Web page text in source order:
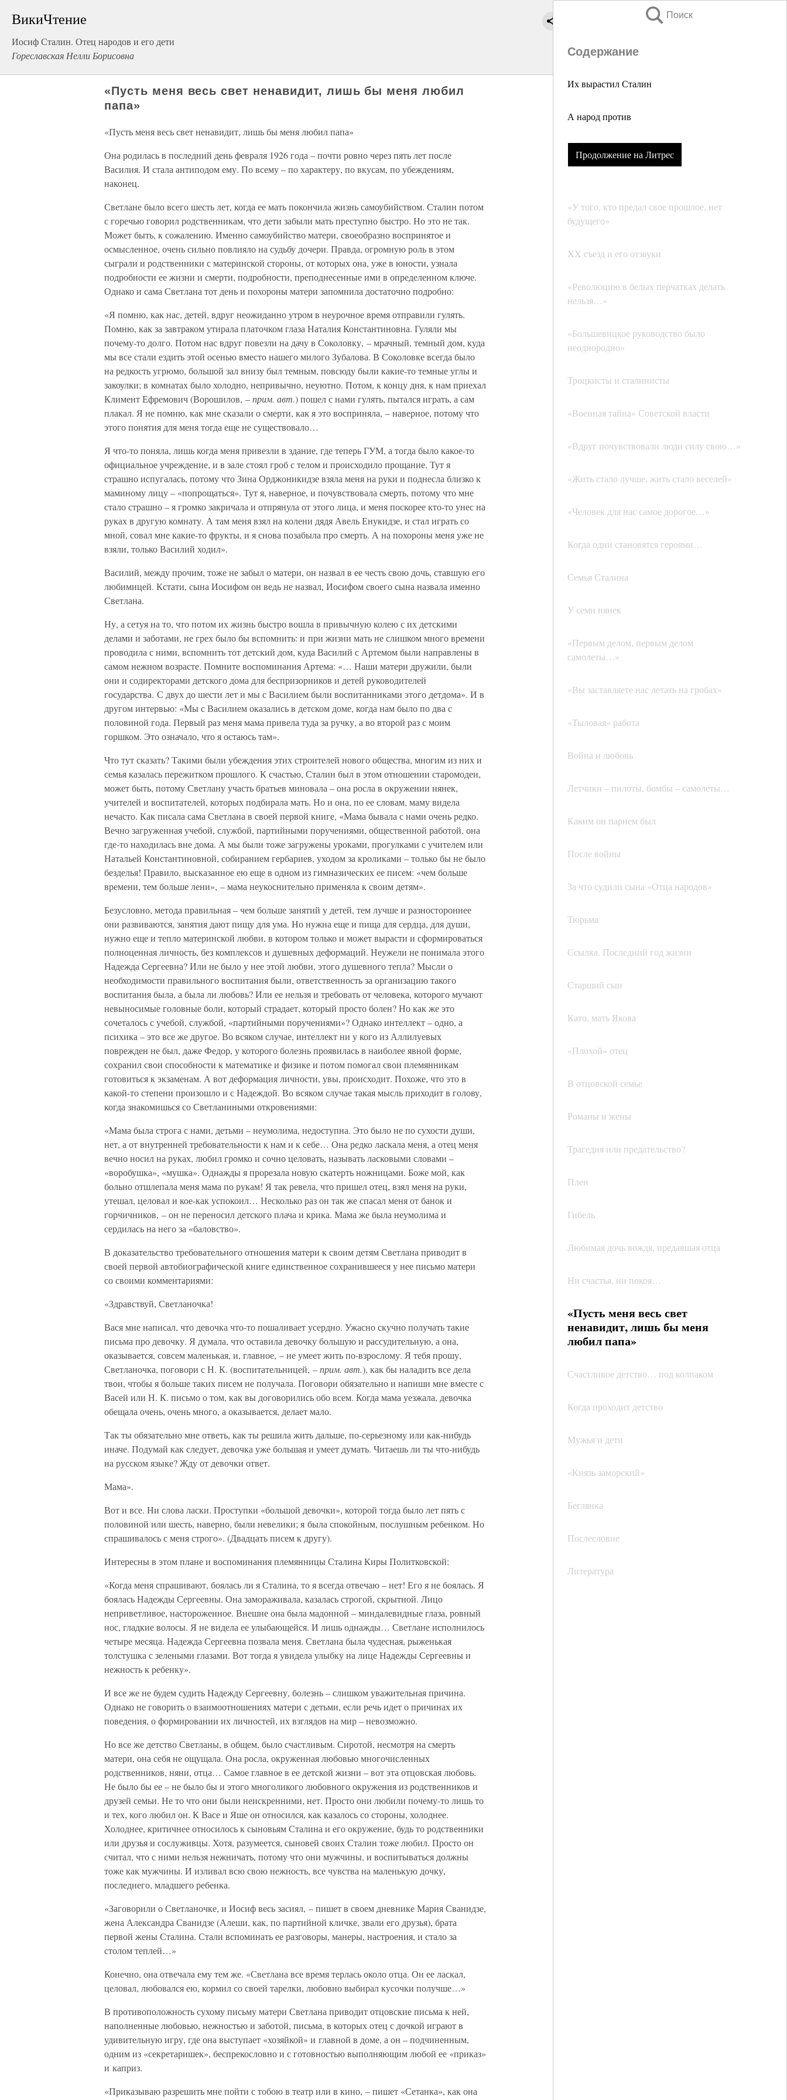
ВикиЧтение
Иосиф Сталин. Отец народов и его дети
Гореславская Нелли Борисовна
Поиск
Содержание
Их вырастил Сталин
А народ против
Продолжение на Литрес
«У того, кто предал свое прошлое, нет
будущего»
XX съезд и его отзвуки
«Революцию в белых перчатках делать
нельзя…»
«Большевицкое руководство было
неоднородно»
Троцкисты и сталинисты
«Военная тайна» Советской власти
«Вдруг почувствовали люди силу свою…»
«Жить стало лучше, жить стало веселей»
«Человек для нас самое дорогое…»
Когда одни становятся героями…
Семья Сталина
У семи нянек
«Первым делом, первым делом
самолеты…»
«Вы заставляете нас летать на гробах»
«Тыловая» работа
Война и любовь
Летчики – пилоты, бомбы – самолеты…
Каким он парнем был
После войны
За что судили сына «Отца народов»
Тюрьма
Ссылка. Последний год жизни
Старший сын
Като, мать Якова
«Плохой» отец
В отцовской семье
Романы и жены
Трагедия или предательство?
Плен
Гибель
Любимая дочь вождя, предавшая отца
Ни счастья, ни покоя…
«Пусть меня весь свет
ненавидит, лишь бы меня
любил папа»
Счастливое детство… под колпаком
Когда проходит детство
Мужья и дети
«Князь заморский»
Беглянка
Послесловие
Литература
«Пусть меня весь свет ненавидит, лишь бы меня любил
папа»
«Пусть меня весь свет ненавидит, лишь бы меня любил папа»
Она родилась в последний день февраля 1926 года – почти ровно через пять лет после
Василия. И стала антиподом ему. По всему – по характеру, по вкусам, по убеждениям,
наконец.
Светлане было всего шесть лет, когда ее мать покончила жизнь самоубийством. Сталин потом
с горечью говорил родственникам, что дети забыли мать преступно быстро. Но это не так.
Может быть, к сожалению. Именно самоубийство матери, своеобразно воспринятое и
осмысленное, очень сильно повлияло на судьбу дочери. Правда, огромную роль в этом
сыграли и родственники с материнской стороны, от которых она, уже в юности, узнала
подробности ее жизни и смерти, подробности, преподнесенные ими в определенном ключе.
Однако и сама Светлана тот день и похороны матери запомнила достаточно подробно:
«Я помню, как нас, детей, вдруг неожиданно утром в неурочное время отправили гулять.
Помню, как за завтраком утирала платочком глаза Наталия Константиновна. Гуляли мы
почему-то долго. Потом нас вдруг повезли на дачу в Соколовку, – мрачный, темный дом, куда
мы все стали ездить этой осенью вместо нашего милого Зубалова. В Соколовке всегда было
на редкость угрюмо, большой зал внизу был темным, повсюду были какие-то темные углы и
закоулки; в комнатах было холодно, непривычно, неуютно. Потом, к концу дня, к нам приехал
Климент Ефремович (Ворошилов, –прим. авт.) пошел с нами гулять, пытался играть, а сам
плакал. Я не помню, как мне сказали о смерти, как я это восприняла, – наверное, потому что
этого понятия для меня тогда еще не существовало…
Я что-то поняла, лишь когда меня привезли в здание, где теперь ГУМ, а тогда было какое-то
официальное учреждение, и в зале стоял гроб с телом и происходило прощание. Тут я
страшно испугалась, потому что Зина Орджоникидзе взяла меня на руки и поднесла близко к
маминому лицу – «попрощаться». Тут я, наверное, и почувствовала смерть, потому что мне
стало страшно – я громко закричала и отпрянула от этого лица, и меня поскорее кто-то унес на
руках в другую комнату. А там меня взял на колени дядя Авель Енукидзе, и стал играть со
мной, совал мне какие-то фрукты, и я снова позабыла про смерть. А на похороны меня уже не
взяли, только Василий ходил».
Василий, между прочим, тоже не забыл о матери, он назвал в ее честь свою дочь, ставшую его
любимицей. Кстати, сына Иосифом он ведь не назвал, Иосифом своего сына назвала именно
Светлана.
Ну, а сетуя на то, что потом их жизнь быстро вошла в привычную колею с их детскими
делами и заботами, не грех было бы вспомнить: и при жизни мать не слишком много времени
проводила с ними, вспомнить тот детский дом, куда Василий с Артемом были направлены в
самом нежном возрасте. Помните воспоминания Артема: «… Наши матери дружили, были
они и содиректорами детского дома для беспризорников и детей руководителей
государства. С двух до шести лет и мы с Василием были воспитанниками этого детдома». И в
другом интервью: «Мы с Василием оказались в детском доме, когда нам было по два с
половиной года. Первый раз меня мама привела туда за ручку, а во второй раз с моим
горшком. Это означало, что я остаюсь там».
Что тут сказать? Такими были убеждения этих строителей нового общества, многим из них и
семья казалась пережитком прошлого. К счастью, Сталин был в этом отношении старомоден,
может быть, потому Светлану участь братьев миновала – она росла в окружении нянек,
учителей и воспитателей, которых подбирала мать. Но и она, по ее словам, маму видела
нечасто. Как писала сама Светлана в своей первой книге, «Мама бывала с нами очень редко.
Вечно загруженная учебой, службой, партийными поручениями, общественной работой, она
где-то находилась вне дома. А мы были тоже загружены уроками, прогулками с учителем или
Натальей Константиновной, собиранием гербариев, уходом за кроликами – только бы не было
безделья! Правило, высказанное ею еще в одном из гимназических ее писем: «чем больше
времени, тем больше лени», – мама неукоснительно применяла к своим детям».
Безусловно, метода правильная – чем больше занятий у детей, тем лучше и разностороннее
они развиваются, занятия дают пищу для ума. Но нужна еще и пища для сердца, для души,
нужно еще и тепло материнской любви, в котором только и может вырасти и сформироваться
полноценная личность, без комплексов и душевных деформаций. Неужели не понимала этого
Надежда Сергеевна? Или не было у нее этой любви, этого душевного тепла? Мысли о
необходимости правильного воспитания были, ответственность за организацию такого
воспитания была, а была ли любовь? Или ее нельзя и требовать от человека, которого мучают
невыносимые головные боли, который страдает, который просто болен? Но как же это
сочеталось с учебой, службой, «партийными поручениями»? Однако интеллект – одно, а
психика – это все же другое. Во всяком случае, интеллект ни у кого из Аллилуевых
поврежден не был, даже Федор, у которого болезнь проявилась в наиболее явной форме,
сохранил свои способности к математике и физике и потом помогал свои племянникам
готовиться к экзаменам. А вот деформация личности, увы, происходит. Похоже, что это в
какой-то степени произошло и с Надеждой. Во всяком случае такая мысль приходит в голову,
когда знакомишься со Светланиными откровениями:
«Мама была строга с нами, детьми – неумолима, недоступна. Это было не по сухости души,
нет, а от внутренней требовательности к нам и к себе… Она редко ласкала меня, а отец меня
вечно носил на руках, любил громко и сочно целовать, называть ласковыми словами –
«воробушка», «мушка». Однажды я прорезала новую скатерть ножницами. Боже мой, как
больно отшлепала меня мама по рукам! Я так ревела, что пришел отец, взял меня на руки,
утешал, целовал и кое-как успокоил… Несколько раз он так же спасал меня от банок и
горчичников, – он не переносил детского плача и крика. Мама же была неумолима и
сердилась на него за «баловство».
В доказательство требовательного отношения матери к своим детям Светлана приводит в
своей первой автобиографической книге единственное сохранившееся у нее письмо матери
со своими комментариями:
«Здравствуй, Светланочка!
Вася мне написал, что девочка что-то пошаливает усердно. Ужасно скучно получать такие
письма про девочку. Я думала, что оставила девочку большую и рассудительную, а она,
оказывается, совсем маленькая, и, главное, – не умеет жить по-взрослому. Я тебя прошу,
Светланочка, поговори с Н. К. (воспитательницей, –прим. авт.), как бы наладить все дела
твои, чтобы я больше таких писем не получала. Поговори обязательно и напиши мне вместе с
Васей или Н. К. письмо о том, как вы договорились обо всем. Когда мама уезжала, девочка
обещала очень, очень много, а оказывается, делает мало.
Так ты обязательно мне ответь, как ты решила жить дальше, по-серьезному или как-нибудь
иначе. Подумай как следует, девочка уже большая и умеет думать. Читаешь ли ты что-нибудь
на русском языке? Жду от девочки ответ.
Мама».
Вот и все. Ни слова ласки. Проступки «большой девочки», которой тогда было лет пять с
половиной или шесть, наверно, были невелики; я была спокойным, послушным ребенком. Но
спрашивалось с меня строго». (Двадцать писем к другу).
Интересны в этом плане и воспоминания племянницы Сталина Киры Политковской:
«Когда меня спрашивают, боялась ли я Сталина, то я всегда отвечаю – нет! Его я не боялась. Я
боялась Надежды Сергеевны. Она замораживала, казалась строгой, скрытной. Лицо
неприветливое, настороженное. Внешне она была мадонной – миндалевидные глаза, ровный
нос, гладкие волосы. Я не видела ее улыбающейся. И лишь однажды… Светлане исполнилось
четыре месяца. Надежда Сергеевна позвала меня. Светлана была чудесная, рыженькая
толстушка с зелеными глазами. Вот тогда я увидела улыбку на лице Надежды Сергеевны и
нежность к ребенку».
И все же не будем судить Надежду Сергеевну, болезнь – слишком уважительная причина.
Однако не говорить о взаимоотношениях матери с детьми, если речь идет о причинах их
поведения, о формировании их личностей, их взглядов на мир – невозможно.
Но все же детство Светланы, в общем, было счастливым. Сиротой, несмотря на смерть
матери, она себя не ощущала. Она росла, окруженная любовью многочисленных
родственников, няни, отца… Самое главное в ее детской жизни – вот эта отцовская любовь.
Не было бы ее – не было бы и этого многоликого любовного окружения из родственников и
друзей семьи. Не то что они были неискренними, нет. Просто они любили почему-то лишь то
и тех, кого любил он. К Васе и Яше он относился, как казалось со стороны, холоднее.
Холоднее, критичнее относилось к сыновьям Сталина и его окружение, будь то родственники
или друзья и сослуживцы. Хотя, разумеется, сыновей своих Сталин тоже любил. Просто он
считал, что с ними нельзя нежничать, потому что они мужчины, и воспитываться должны
тоже как мужчины. И изливал всю свою нежность, все чувства на маленькую дочку,
последнего, младшего ребенка.
«Заговорили о Светланочке, и Иосиф весь засиял, – пишет в своем дневнике Мария Сванидзе,
жена Александра Сванидзе (Алеши, как, по партийной кличке, звали его друзья), брата
первой жены Сталина. Стали вспоминать ее разговоры, манеры, настроения, и стало за
столом теплей…»
Конечно, она отвечала ему тем же. «Светлана все время терлась около отца. Он ее ласкал,
целовал, любовался ею, кормил со своей тарелки, любовно выбирал кусочки получше…»
В противоположность сухому письму матери Светлана приводит отцовские письма к ней,
наполненные любовью, нежностью и заботой, письма, в которых отец с дочкой играют в
удивительную игру, где она выступает «хозяйкой» и главной в доме, а он – подчиненным,
одним из «секретаришек», беспрекословно и с готовностью выполняющим любой ее «приказ»
и каприз.
«Приказываю разрешить мне пойти с тобою в театр или в кино, – пишет «Сетанка», как она